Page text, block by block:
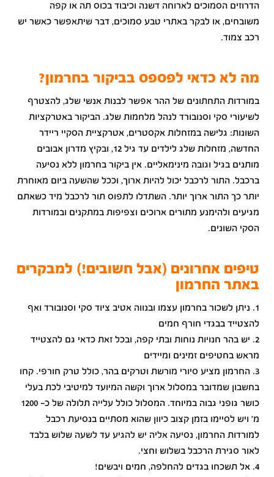
הדרוזים הסמוכים לארוחה דשנה וכיבוד בכוס תה או קפה
משובחים, או לבקר באתרי טבע סמוכים, דבר שיתאפשר כאשר יש
רכב צמוד.
מה לא כדאי לפספס בביקור בחרמון?
במורדות התחתונים של ההר אפשר לבנות אנשי שלג, להצטרף
לשיעורי סקי וסנובורד לנהל מלחמות שלג. הביקור באטרקציות
השונות: גלישה במזחלות אקסטרים, אטרקציית הסקיי ריידר
החדשה, מזחלות שלג לילדים עד גיל 12, ובקיץ מדרון אבובים
מותנים בגיל וגובה מינימאליים. אין ביקור בחרמון ללא נסיעה
ברכבל. התור לרכבל יכול להיות ארוך, וככל שהשעה ביום מאוחרת
יותר כך התור ארוך יותר. השתדלו לתפוס תור לרכבל מיד כשאתם
מגיעים ולהימנע מתורים ארוכים וצפיפות במתקנים ובמורדות
הסקי השונים.
טיפים אחרונים (אבל חשובים!) למבקרים
באתר החרמון
1. ניתן לשכור בחרמון עצמו ובנווה אטיב ציוד סקי וסנובורד ואף
להצטייד בבגדי חורף חמים
2. יש בהר חנויות נוחות ובתי קפה, ובכל זאת כדאי גם להצטייד
מראש בחטיפים זמינים ומיידים
3. החרמון מציע סיורי מורשת וטרקים בהר, כולל טרק חורפי. קחו
בחשבון שמדובר במסלול ארוך וקשה המיועד למיטיבי לכת בעלי
כושר גופני גבוה במיוחד. המסלול כולל עלייה תלולה של כ- 1200
מ' ויש לסיימו בזמן קצוב כיוון שהוא מסתיים בנסיעת רכבל
למורדות החרמון, נסיעה אליה יש להגיע עד לשעה שלוש בלבד
לאור סגירת הרכבל בשלוש וחצי.
4. אל תשכחו בגדים להחלפה, חמים ויבשים!